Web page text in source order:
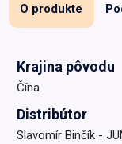
O produkte
Krajina pôvodu
Čína
Distribútor
Slavomír Binčík -